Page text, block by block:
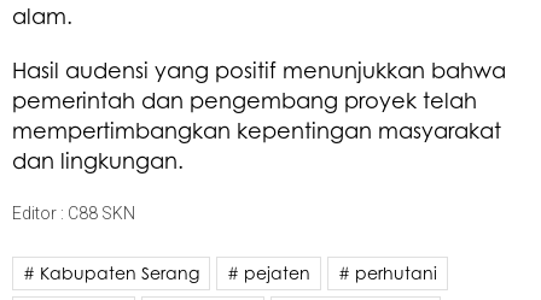
alam.
Hasil audensi yang positif menunjukkan bahwa
pemerintah dan pengembang proyek telah
mempertimbangkan kepentingan masyarakat
dan lingkungan.
Editor : C88 SKN
# Kabupaten Serang # pejaten
# perhutani